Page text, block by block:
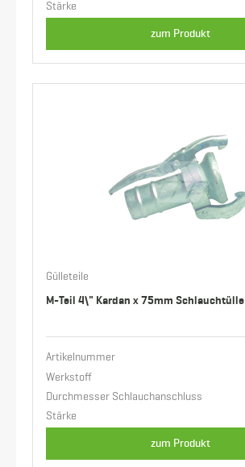
Stärke
zum Produkt
Gülleteile
M-Teil 4\" Kardan x 75mm Schlauchtülle
Artikelnummer
Werkstoff
Durchmesser Schlauchanschluss
Stärke
zum Produkt